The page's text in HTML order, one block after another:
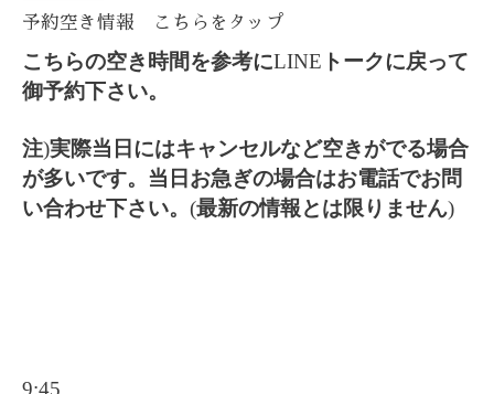
予約空き情報 こちらをタップ
こちらの空き時間を参考にLINE トークに戻って
御予約下さい。
注)実際当日にはキャンセルなど空きがでる場合
が多いです。当日お急ぎの場合はお電話でお問
い合わせ下さい。 (最新の情報とは限りません)
9:45